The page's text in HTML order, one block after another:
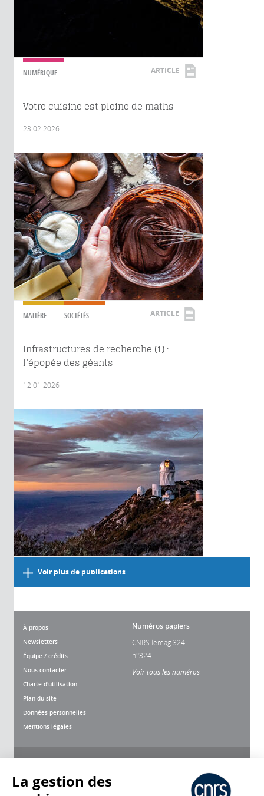
NUMÉRIQUE ARTICLE
Votre cuisine est pleine de maths
23.02.2026
MATIÈRE SOCIÉTÉS ARTICLE
Infrastructures de recherche (1) :
l’épopée des géants
12.01.2026
Voir plus de publications
À propos
Newsletters
Équipe / crédits
Nous contacter
Charte d'utilisation
Plan du site
Données personnelles
Mentions légales
Numéros papiers
CNRS lemag 324
n°324
Voir tous les numéros
La gestion des